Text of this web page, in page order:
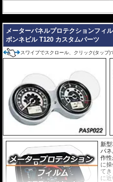
※写真はイメージです。車種により、
す。
メーターパネルプロテクションフィ
ボンネビル T120 カスタムパーツ
スワイプでスクロール、クリック(タップ)
新
パ
作
に
て
に近